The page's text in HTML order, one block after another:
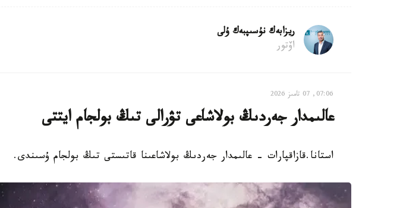
ريزابەك نۇسىپبەك ۇلى
اۆتور
07:06, 07 تامىز 2026
عالىمدار جەردىڭ بولاشاعى تۋرالى تىڭ بولجام ايتتى
استانا.قازاقپارات - عالىمدار جەردىڭ بولاشاعىنا قاتىستى تىڭ بولجام ۇسىندى.